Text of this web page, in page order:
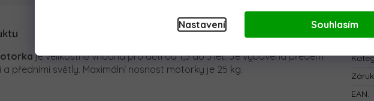
Nastavení Souhlasím
je velikostně vhodná pro děti od 1,5 do 3 let. Je vybavena předem
předními světly. Maximální nosnost motorky je 25 kg.
EAN: